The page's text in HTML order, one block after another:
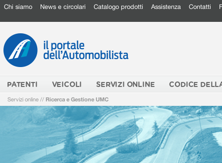
Chi siamo News e circolari Catalogo prodotti Assistenza Contatti
PATENTI VEICOLI SERVIZI ONLINE CODICE
Servizi online // Ricerca e Gestione UMC